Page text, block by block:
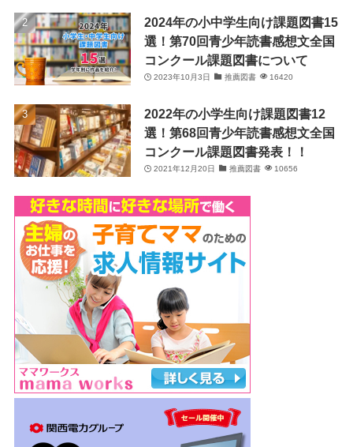
2024年の小中学生向け課題図書15
選！第70回青少年読書感想文全国
コンクール課題図書について
2023年10月3日 推薦図書 16420
2022年の小学生向け課題図書12
選！第68回青少年読書感想文全国
コンクール課題図書発表！！
2021年12月20日 推薦図書 10656